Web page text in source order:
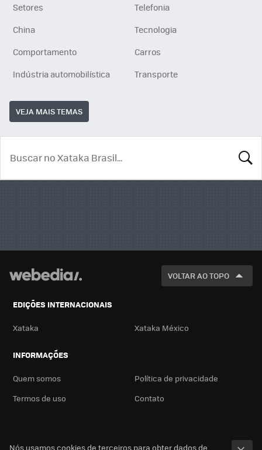
Setores
Telefonia
China
Tecnologia
Comportamento
Carros
Indústria automobilística
Transporte
VEJA MAIS TEMAS
VOLTAR AO TOPO
EDIÇÕES INTERNACIONAIS
Xataka Xataka México
INFORMAÇÕES
Quem somos
Política de privacidade
Termos de uso
Contato
Nós usamos cookies de terceiros para obter dados de